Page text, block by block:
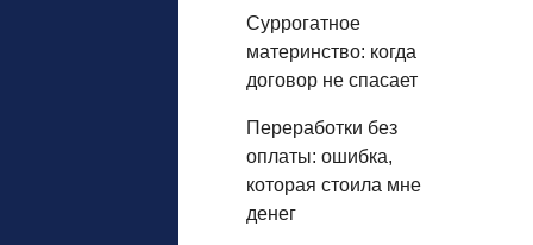
Суррогатное
материнство: когда
договор не спасает
Переработки без
оплаты: ошибка,
которая стоила мне
денег